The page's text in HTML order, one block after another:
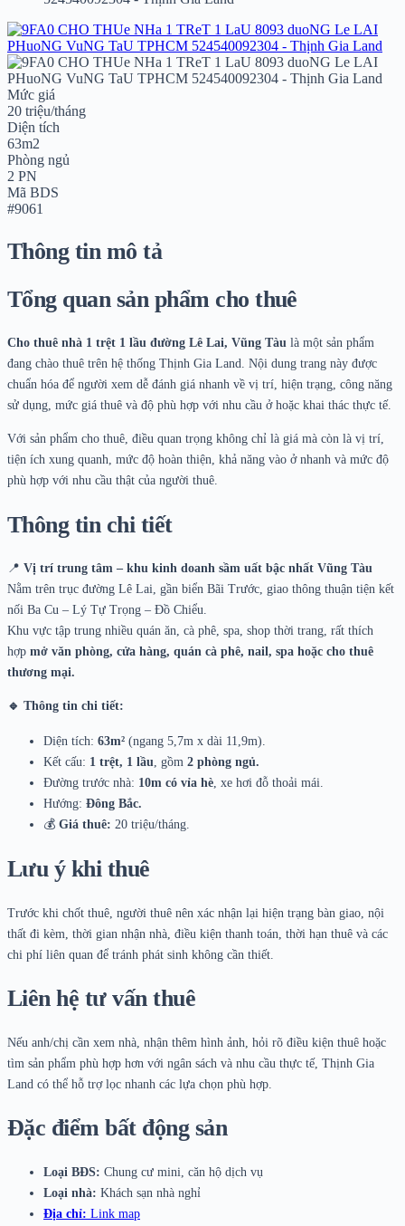
Mức giá
20 triệu/tháng
Diện tích
63m2
Phòng ngủ
2 PN
Mã BDS
#9061
Thông tin mô tả
Tổng quan sản phẩm cho thuê
Cho thuê nhà 1 trệt 1 lầu đường Lê Lai, Vũng Tàu là một sản phẩm
đang chào thuê trên hệ thống Thịnh Gia Land. Nội dung trang này được
chuẩn hóa để người xem dễ đánh giá nhanh về vị trí, hiện trạng, công năng
sử dụng, mức giá thuê và độ phù hợp với nhu cầu ở hoặc khai thác thực tế.
Với sản phẩm cho thuê, điều quan trọng không chỉ là giá mà còn là vị trí,
tiện ích xung quanh, mức độ hoàn thiện, khả năng vào ở nhanh và mức độ
phù hợp với nhu cầu thật của người thuê.
Thông tin chi tiết
📍 Vị trí trung tâm – khu kinh doanh sầm uất bậc nhất Vũng Tàu
Nằm trên trục đường Lê Lai, gần biển Bãi Trước, giao thông thuận tiện kết
nối Ba Cu – Lý Tự Trọng – Đồ Chiểu.
Khu vực tập trung nhiều quán ăn, cà phê, spa, shop thời trang, rất thích
hợp mở văn phòng, cửa hàng, quán cà phê, nail, spa hoặc cho thuê
thương mại.
🔹 Thông tin chi tiết:
Diện tích: 63m² (ngang 5,7m x dài 11,9m).
Kết cấu: 1 trệt, 1 lầu, gồm 2 phòng ngủ.
Đường trước nhà: 10m có vỉa hè, xe hơi đỗ thoải mái.
Hướng: Đông Bắc.
💰 Giá thuê: 20 triệu/tháng.
Lưu ý khi thuê
Trước khi chốt thuê, người thuê nên xác nhận lại hiện trạng bàn giao, nội
thất đi kèm, thời gian nhận nhà, điều kiện thanh toán, thời hạn thuê và các
chi phí liên quan để tránh phát sinh không cần thiết.
Liên hệ tư vấn thuê
Nếu anh/chị cần xem nhà, nhận thêm hình ảnh, hỏi rõ điều kiện thuê hoặc
tìm sản phẩm phù hợp hơn với ngân sách và nhu cầu thực tế, Thịnh Gia
Land có thể hỗ trợ lọc nhanh các lựa chọn phù hợp.
Đặc điểm bất động sản
Loại BĐS: Chung cư mini, căn hộ dịch vụ
Loại nhà: Khách sạn nhà nghỉ
Địa chỉ: Link map